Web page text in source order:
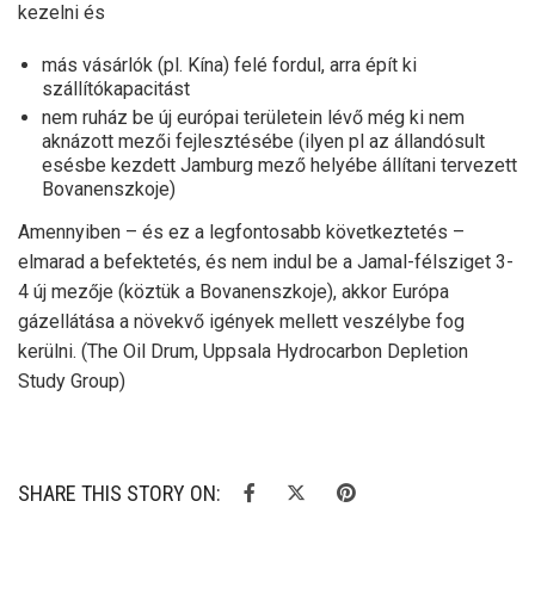
kezelni és
más vásárlók (pl. Kína) felé fordul, arra épít ki
szállítókapacitást
nem ruház be új európai területein lévő még ki nem
aknázott mezői fejlesztésébe (ilyen pl az állandósult
esésbe kezdett Jamburg mező helyébe állítani tervezett
Bovanenszkoje)
Amennyiben – és ez a legfontosabb következtetés –
elmarad a befektetés, és nem indul be a Jamal-félsziget 3-
4 új mezője (köztük a Bovanenszkoje), akkor Európa
gázellátása a növekvő igények mellett veszélybe fog
kerülni. (The Oil Drum, Uppsala Hydrocarbon Depletion
Study Group)
SHARE THIS STORY ON: